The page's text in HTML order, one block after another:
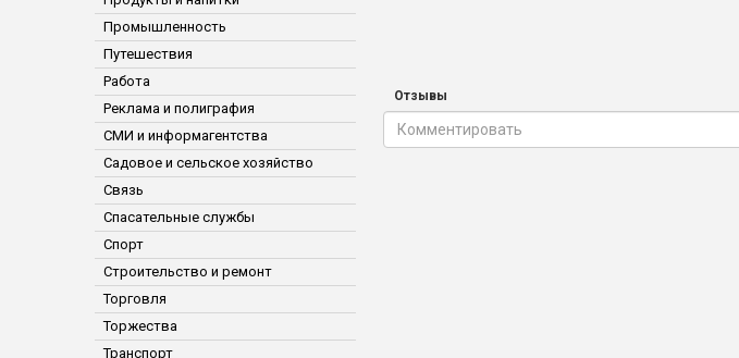
Промышленность
Путешествия
Работа
Реклама и полиграфия
СМИ и информагентства
Садовое и сельское хозяйство
Связь
Спасательные службы
Спорт
Строительство и ремонт
Торговля
Торжества
Транспорт
Отзывы